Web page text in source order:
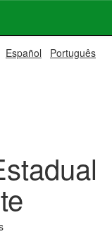
Español Português